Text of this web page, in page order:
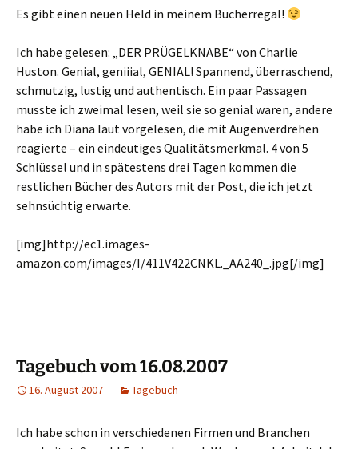
Es gibt einen neuen Held in meinem Bücherregal!
Ich habe gelesen: „DER PRÜGELKNABE“ von Charlie
Huston. Genial, geniiial, GENIAL! Spannend, überraschend,
schmutzig, lustig und authentisch. Ein paar Passagen
musste ich zweimal lesen, weil sie so genial waren, andere
habe ich Diana laut vorgelesen, die mit Augenverdrehen
reagierte – ein eindeutiges Qualitätsmerkmal. 4 von 5
Schlüssel und in spätestens drei Tagen kommen die
restlichen Bücher des Autors mit der Post, die ich jetzt
sehnsüchtig erwarte.
[img]http://ec1.images-
amazon.com/images/I/411V422CNKL._AA240_.jpg[/img]
Tagebuch vom 16.08.2007
16. August 2007 Tagebuch
Ich habe schon in verschiedenen Firmen und Branchen